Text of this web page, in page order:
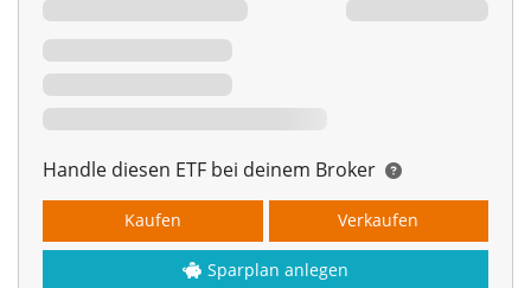
Handle diesen ETF bei deinem Broker
Kaufen Verkaufen
Sparplan anlegen